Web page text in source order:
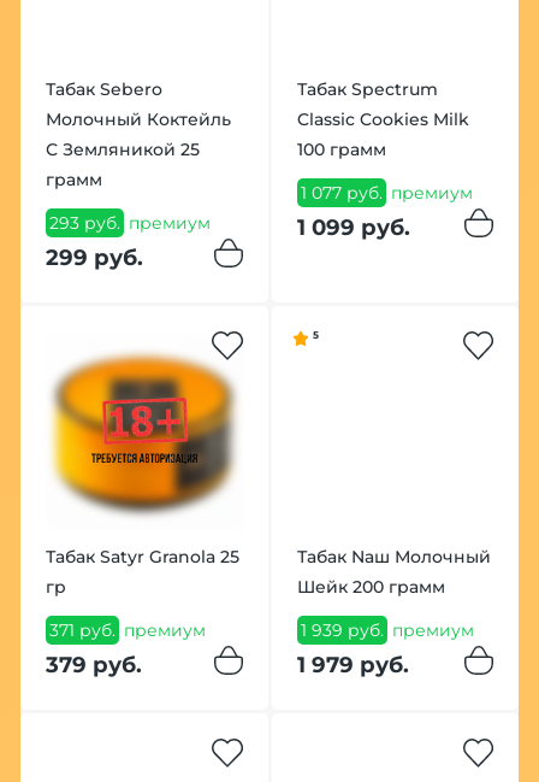
Табак Sebero
Молочный Коктейль
С Земляникой 25
грамм
293 руб. премиум
299 руб.
Табак Spectrum
Classic Cookies Milk
100 грамм
1 077 руб. премиум
1 099 руб.
Табак Satyr Granola 25
гр
371 руб. премиум
379 руб.
5
Табак Nаш Молочный
Шейк 200 грамм
1 939 руб. премиум
1 979 руб.